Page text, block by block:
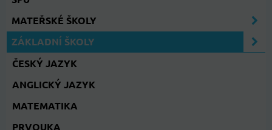
MATEŘSKÉ ŠKOLY
ZÁKLADNÍ ŠKOLY
ČESKÝ JAZYK
ANGLICKÝ JAZYK
MATEMATIKA
PRVOUKA